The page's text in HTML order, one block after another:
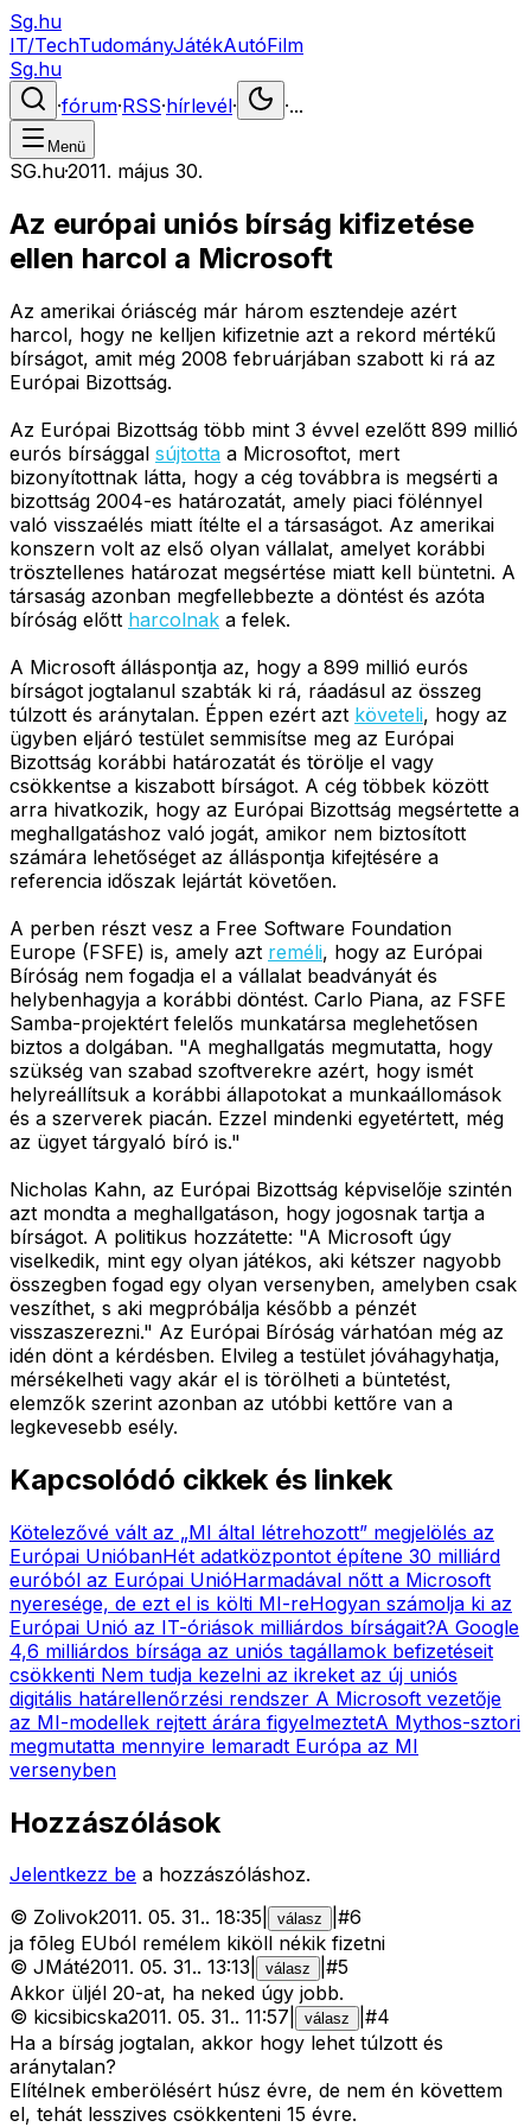
Sg.hu
IT/TechTudományJátékAutóFilm
Sg.hu
·fórum·RSS·hírlevél· ·...
Menü
SG.hu·2011. május 30.
Az európai uniós bírság kifizetése
ellen harcol a Microsoft
Az amerikai óriáscég már három esztendeje azért
harcol, hogy ne kelljen kifizetnie azt a rekord mértékű
bírságot, amit még 2008 februárjában szabott ki rá az
Európai Bizottság.
Az Európai Bizottság több mint 3 évvel ezelőtt 899 millió
eurós bírsággal sújtotta a Microsoftot, mert
bizonyítottnak látta, hogy a cég továbbra is megsérti a
bizottság 2004-es határozatát, amely piaci fölénnyel
való visszaélés miatt ítélte el a társaságot. Az amerikai
konszern volt az első olyan vállalat, amelyet korábbi
trösztellenes határozat megsértése miatt kell büntetni. A
társaság azonban megfellebbezte a döntést és azóta
bíróság előtt harcolnak a felek.
A Microsoft álláspontja az, hogy a 899 millió eurós
bírságot jogtalanul szabták ki rá, ráadásul az összeg
túlzott és aránytalan. Éppen ezért azt követeli, hogy az
ügyben eljáró testület semmisítse meg az Európai
Bizottság korábbi határozatát és törölje el vagy
csökkentse a kiszabott bírságot. A cég többek között
arra hivatkozik, hogy az Európai Bizottság megsértette a
meghallgatáshoz való jogát, amikor nem biztosított
számára lehetőséget az álláspontja kifejtésére a
referencia időszak lejártát követően.
A perben részt vesz a Free Software Foundation
Europe (FSFE) is, amely azt reméli, hogy az Európai
Bíróság nem fogadja el a vállalat beadványát és
helybenhagyja a korábbi döntést. Carlo Piana, az FSFE
Samba-projektért felelős munkatársa meglehetősen
biztos a dolgában. "A meghallgatás megmutatta, hogy
szükség van szabad szoftverekre azért, hogy ismét
helyreállítsuk a korábbi állapotokat a munkaállomások
és a szerverek piacán. Ezzel mindenki egyetértett, még
az ügyet tárgyaló bíró is."
Nicholas Kahn, az Európai Bizottság képviselője szintén
azt mondta a meghallgatáson, hogy jogosnak tartja a
bírságot. A politikus hozzátette: "A Microsoft úgy
viselkedik, mint egy olyan játékos, aki kétszer nagyobb
összegben fogad egy olyan versenyben, amelyben csak
veszíthet, s aki megpróbálja később a pénzét
visszaszerezni." Az Európai Bíróság várhatóan még az
idén dönt a kérdésben. Elvileg a testület jóváhagyhatja,
mérsékelheti vagy akár el is törölheti a büntetést,
elemzők szerint azonban az utóbbi kettőre van a
legkevesebb esély.
Kapcsolódó cikkek és linkek
Kötelezővé vált az „MI által létrehozott” megjelölés az
Európai UnióbanHét adatközpontot építene 30 milliárd
euróból az Európai UnióHarmadával nőtt a Microsoft
nyeresége, de ezt el is költi MI-reHogyan számolja ki az
Európai Unió az IT-óriások milliárdos bírságait?A Google
4,6 milliárdos bírsága az uniós tagállamok befizetéseit
csökkenti Nem tudja kezelni az ikreket az új uniós
digitális határellenőrzési rendszer A Microsoft vezetője
az MI-modellek rejtett árára figyelmeztetA Mythos-sztori
megmutatta mennyire lemaradt Európa az MI
versenyben
Hozzászólások
Jelentkezz be a hozzászóláshoz.
© Zolivok2011. 05. 31.. 18:35 válasz #6
ja fõleg EUból remélem kiköll nékik fizetni
© JMáté2011. 05. 31.. 13:13 válasz #5
Akkor üljél 20-at, ha neked úgy jobb.
© kicsibicska2011. 05. 31.. 11:57 válasz #4
Ha a bírság jogtalan, akkor hogy lehet túlzott és
aránytalan?
Elítélnek emberölésért húsz évre, de nem én követtem
el, tehát lesszives csökkenteni 15 évre.